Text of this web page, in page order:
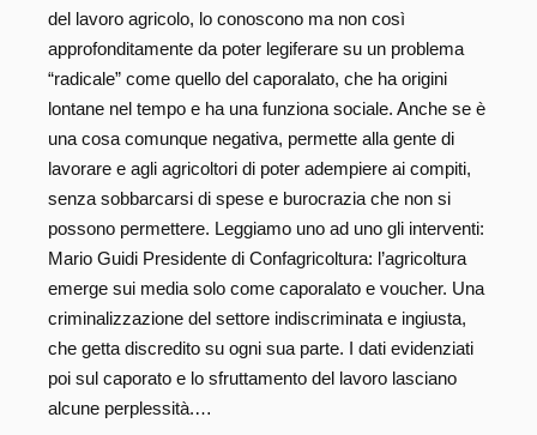
del lavoro agricolo, lo conoscono ma non così
approfonditamente da poter legiferare su un problema
“radicale” come quello del caporalato, che ha origini
lontane nel tempo e ha una funziona sociale. Anche se è
una cosa comunque negativa, permette alla gente di
lavorare e agli agricoltori di poter adempiere ai compiti,
senza sobbarcarsi di spese e burocrazia che non si
possono permettere. Leggiamo uno ad uno gli interventi:
Mario Guidi Presidente di Confagricoltura: l’agricoltura
emerge sui media solo come caporalato e voucher. Una
criminalizzazione del settore indiscriminata e ingiusta,
che getta discredito su ogni sua parte. I dati evidenziati
poi sul caporato e lo sfruttamento del lavoro lasciano
alcune perplessità.…